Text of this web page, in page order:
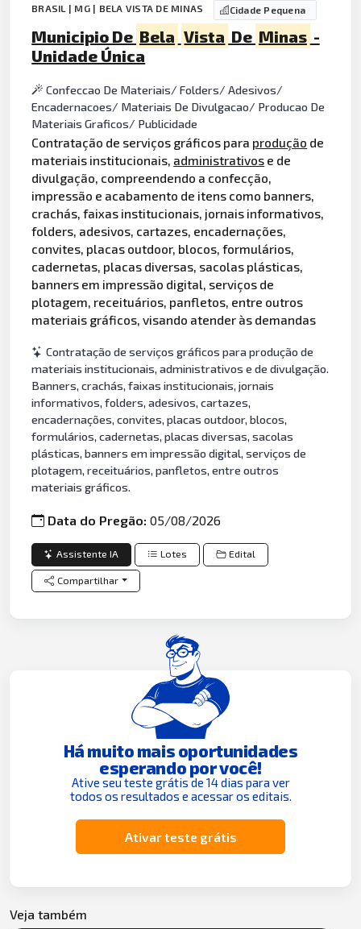
BRASIL | MG | BELA VISTA DE MINAS Cidade Pequena
Municipio De Bela Vista De Minas -
Unidade Única
Confeccao De Materiais/ Folders/ Adesivos/
Encadernacoes/ Materiais De Divulgacao/ Producao De
Materiais Graficos/ Publicidade
Contratação de serviços gráficos para produção de
materiais institucionais, administrativos e de
divulgação, compreendendo a confecção,
impressão e acabamento de itens como banners,
crachás, faixas institucionais, jornais informativos,
folders, adesivos, cartazes, encadernações,
convites, placas outdoor, blocos, formulários,
cadernetas, placas diversas, sacolas plásticas,
banners em impressão digital, serviços de
plotagem, receituários, panfletos, entre outros
materiais gráficos, visando atender às demandas
Contratação de serviços gráficos para produção de
materiais institucionais, administrativos e de divulgação.
Banners, crachás, faixas institucionais, jornais
informativos, folders, adesivos, cartazes,
encadernações, convites, placas outdoor, blocos,
formulários, cadernetas, placas diversas, sacolas
plásticas, banners em impressão digital, serviços de
plotagem, receituários, panfletos, entre outros
materiais gráficos.
Data do Pregão:05/08/2026
Assistente IA Lotes Edital
Compartilhar
Há muito mais oportunidades
esperando por você!
Ative seu teste grátis de 14 dias para ver
todos os resultados e acessar os editais.
Ativar teste grátis
Veja também